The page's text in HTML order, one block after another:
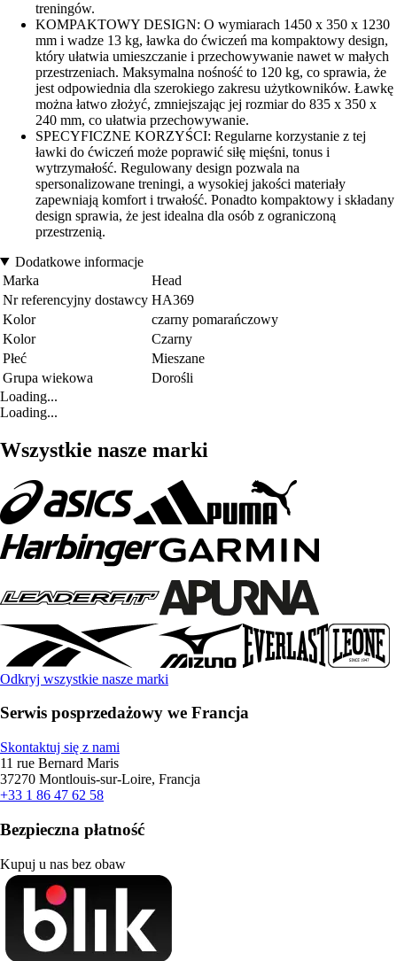
treningów.
KOMPAKTOWY DESIGN: O wymiarach 1450 x 350 x 1230
mm i wadze 13 kg, ławka do ćwiczeń ma kompaktowy design,
który ułatwia umieszczanie i przechowywanie nawet w małych
przestrzeniach. Maksymalna nośność to 120 kg, co sprawia, że
jest odpowiednia dla szerokiego zakresu użytkowników. Ławkę
można łatwo złożyć, zmniejszając jej rozmiar do 835 x 350 x
240 mm, co ułatwia przechowywanie.
SPECYFICZNE KORZYŚCI: Regularne korzystanie z tej
ławki do ćwiczeń może poprawić siłę mięśni, tonus i
wytrzymałość. Regulowany design pozwala na
spersonalizowane treningi, a wysokiej jakości materiały
zapewniają komfort i trwałość. Ponadto kompaktowy i składany
design sprawia, że jest idealna dla osób z ograniczoną
przestrzenią.
Dodatkowe informacje
Marka
Head
Nr referencyjny dostawcy HA369
Kolor
czarny pomarańczowy
Kolor
Czarny
Płeć
Mieszane
Grupa wiekowa
Dorośli
Loading...
Loading...
Wszystkie nasze marki
Odkryj wszystkie nasze marki
Serwis posprzedażowy we Francja
Skontaktuj się z nami
11 rue Bernard Maris
37270 Montlouis-sur-Loire, Francja
+33 1 86 47 62 58
Bezpieczna płatność
Kupuj u nas bez obaw